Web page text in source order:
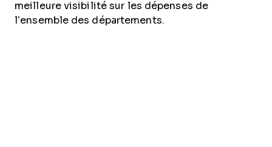
meilleure visibilité sur les dépenses de
l’ensemble des départements.